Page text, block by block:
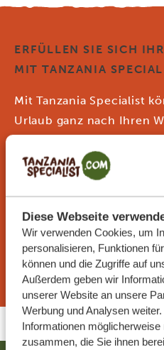
Diese Webseite
Wir verwenden Cookies, um
personalisieren, Funktionen
können und die Zugriffe auf
Außerdem geben wir
unserer Website an unsere
Werbung und Analysen
Informationen
zusammen, die Sie ihnen
ERFÜLLEN SIE SICH
MIT TANZANIA
Mit Tanzania Specialist
Urlaub ganz nach Ihren
Spezialisten einfach, wie
anpassen möchten, und
Ihre Traumreise.
DIESE REISE